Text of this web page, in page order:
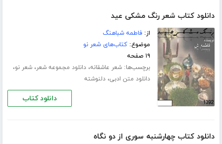
دانلود کتاب شعر رنگ مشکی عید
از:فاطمه شباهنگ
موضوع:کتاب‌های شعر نو
۱۹ صفحه
برچسب‌ها:شعر عاشقانه،دانلود مجموعه شعر،شعر نو،
دانلود متن ادبی،دلنوشته
دانلود کتاب
دانلود کتاب چهارشنبه سوری از دو نگاه